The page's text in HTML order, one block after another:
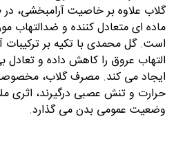
گلاب علاوه بر خاصیت آرامبخشی،
ماده ای متعادل کننده و ضدالتهاب
است. گل محمدی با تکیه بر ترکیبات
التهاب عروق را کاهش داده و
ایجاد می کند. مصرف گلاب، مخصوصا
حرارت و تنش عصبی درگیرند، اثری
وضعیت عمومی بدن می گذارد.